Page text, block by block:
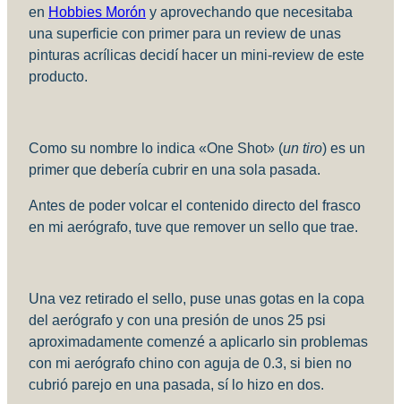
en Hobbies Morón y aprovechando que necesitaba
una superficie con primer para un review de unas
pinturas acrílicas decidí hacer un mini-review de este
producto.
Como su nombre lo indica «One Shot» (un tiro) es un
primer que debería cubrir en una sola pasada.
Antes de poder volcar el contenido directo del frasco
en mi aerógrafo, tuve que remover un sello que trae.
Una vez retirado el sello, puse unas gotas en la copa
del aerógrafo y con una presión de unos 25 psi
aproximadamente comenzé a aplicarlo sin problemas
con mi aerógrafo chino con aguja de 0.3, si bien no
cubrió parejo en una pasada, sí lo hizo en dos.